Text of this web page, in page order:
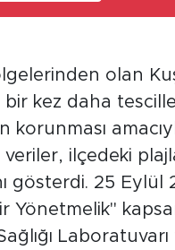
olan
kez daha
korunması
veriler, ilçedeki
gösterdi. 25 Eylül
Yönetmelik"